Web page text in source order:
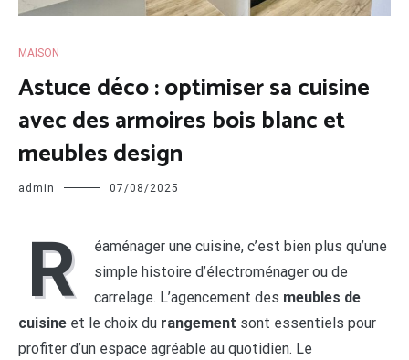
MAISON
Astuce déco : optimiser sa cuisine
avec des armoires bois blanc et
meubles design
admin 07/08/2025
R
éaménager une cuisine, c’est bien plus qu’une
simple histoire d’électroménager ou de
carrelage. L’agencement des meubles de
cuisine et le choix du rangement sont essentiels pour
profiter d’un espace agréable au quotidien. Le